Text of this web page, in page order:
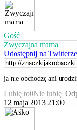
Gość
Zwyczajna mama
Udostępnij na Twitterze
ja nie obchodzę ani
Lubię to0Nie lubię
12 maja 2013 21:00